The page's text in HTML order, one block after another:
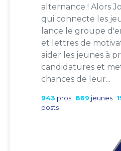
alternance ! Alors
qui connecte les
lance le groupe
et lettres de
aider les jeunes à
candidatures et
chances de leur...
943 pros 869 jeunes
posts